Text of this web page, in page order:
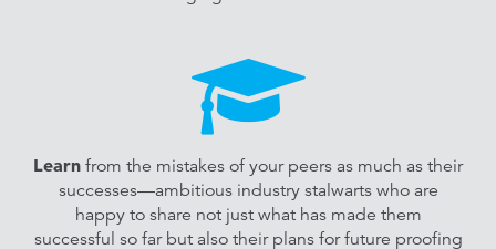
Learn from the mistakes of your peers as much as their
successes—ambitious industry stalwarts who are
happy to share not just what has made them
successful so far but also their plans for future proofing